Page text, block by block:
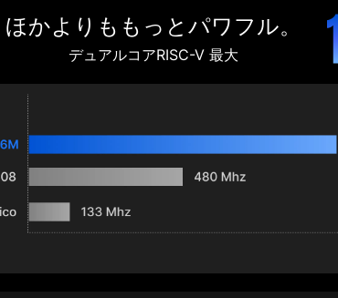
ほかよりももっとパワフル。
デュアルコアRISC-V 最大